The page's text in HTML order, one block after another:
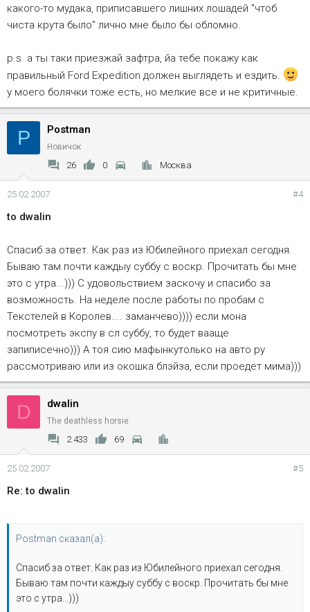
какого-то мудака, приписавшего лишних лошадей "чтоб
чиста крута было" лично мне было бы обломно.
p.s. а ты таки приезжай зафтра, йа тебе покажу как
правильный Ford Expedition должен выглядеть и ездить.
у моего болячки тоже есть, но мелкие все и не критичные.
P Postman
Новичок
26 0 Москва
25.02.2007 #4
to dwalin
Спасиб за ответ. Как раз из Юбилейного приехал сегодня.
Бываю там почти каждыу суббу с воскр. Прочитать бы мне
это с утра...))) С удовольствием заскочу и спасибо за
возможность. На неделе после работы по пробам с
Текстелей в Королев.... заманчево)))) если мона
посмотреть экспу в сл суббу, то будет вааще
запиписечно))) А тоя сию мафынкутолько на авто ру
рассмотриваю или из окошка блэйза, если проедет мима)))
D dwalin
The deathless horsie
2 433 69
25.02.2007 #5
Re: to dwalin
Postman сказал(а):
Спасиб за ответ. Как раз из Юбилейного приехал сегодня.
Бываю там почти каждыу суббу с воскр. Прочитать бы мне
это с утра...)))